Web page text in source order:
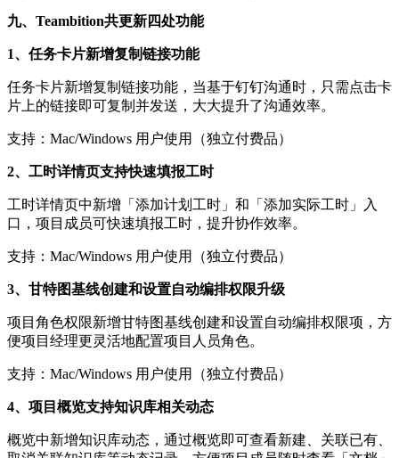
九、Teambition共更新四处功能
1、任务卡片新增复制链接功能
任务卡片新增复制链接功能，当基于钉钉沟通时，只需点击卡
片上的链接即可复制并发送，大大提升了沟通效率。
支持：Mac/Windows 用户使用（独立付费品）
2、工时详情页支持快速填报工时
工时详情页中新增「添加计划工时」和「添加实际工时」入
口，项目成员可快速填报工时，提升协作效率。
支持：Mac/Windows 用户使用（独立付费品）
3、甘特图基线创建和设置自动编排权限升级
项目角色权限新增甘特图基线创建和设置自动编排权限项，方
便项目经理更灵活地配置项目人员角色。
支持：Mac/Windows 用户使用（独立付费品）
4、项目概览支持知识库相关动态
概览中新增知识库动态，通过概览即可查看新建、关联已有、